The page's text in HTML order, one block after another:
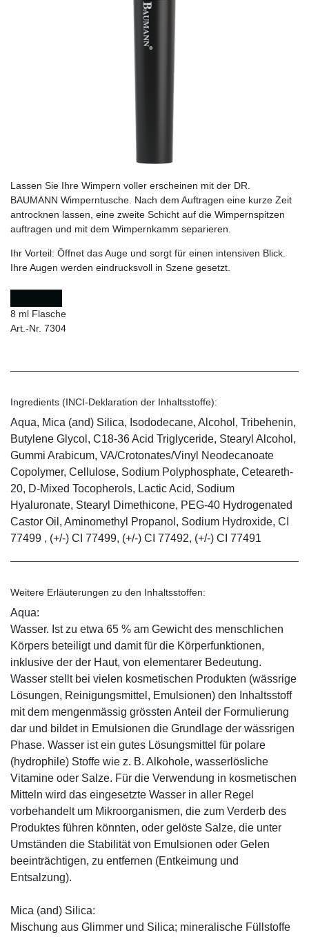
Lassen Sie Ihre Wimpern voller erscheinen mit der DR.
BAUMANN Wimperntusche. Nach dem Auftragen eine kurze Zeit
antrocknen lassen, eine zweite Schicht auf die Wimpernspitzen
auftragen und mit dem Wimpernkamm separieren.
Ihr Vorteil: Öffnet das Auge und sorgt für einen intensiven Blick.
Ihre Augen werden eindrucksvoll in Szene gesetzt.
8 ml Flasche
Art.-Nr. 7304
Ingredients (INCI-Deklaration der Inhaltsstoffe):
Aqua, Mica (and) Silica, Isododecane, Alcohol, Tribehenin,
Butylene Glycol, C18-36 Acid Triglyceride, Stearyl Alcohol,
Gummi Arabicum, VA/Crotonates/Vinyl Neodecanoate
Copolymer, Cellulose, Sodium Polyphosphate, Ceteareth-
20, D-Mixed Tocopherols, Lactic Acid, Sodium
Hyaluronate, Stearyl Dimethicone, PEG-40 Hydrogenated
Castor Oil, Aminomethyl Propanol, Sodium Hydroxide, CI
77499 , (+/-) CI 77499, (+/-) CI 77492, (+/-) CI 77491
Weitere Erläuterungen zu den Inhaltsstoffen:
Aqua:
Wasser. Ist zu etwa 65 % am Gewicht des menschlichen
Körpers beteiligt und damit für die Körperfunktionen,
inklusive der der Haut, von elementarer Bedeutung.
Wasser stellt bei vielen kosmetischen Produkten (wässrige
Lösungen, Reinigungsmittel, Emulsionen) den Inhaltsstoff
mit dem mengenmässig grössten Anteil der Formulierung
dar und bildet in Emulsionen die Grundlage der wässrigen
Phase. Wasser ist ein gutes Lösungsmittel für polare
(hydrophile) Stoffe wie z. B. Alkohole, wasserlösliche
Vitamine oder Salze. Für die Verwendung in kosmetischen
Mitteln wird das eingesetzte Wasser in aller Regel
vorbehandelt um Mikroorganismen, die zum Verderb des
Produktes führen könnten, oder gelöste Salze, die unter
Umständen die Stabilität von Emulsionen oder Gelen
beeinträchtigen, zu entfernen (Entkeimung und
Entsalzung).
Mica (and) Silica:
Mischung aus Glimmer und Silica; mineralische Füllstoffe